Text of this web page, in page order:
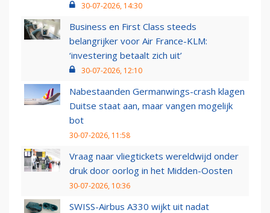
30-07-2026, 14:30
Business en First Class steeds
belangrijker voor Air France-KLM:
‘investering betaalt zich uit’
30-07-2026, 12:10
Nabestaanden Germanwings-crash klagen
Duitse staat aan, maar vangen mogelijk
bot
30-07-2026, 11:58
Vraag naar vliegtickets wereldwijd onder
druk door oorlog in het Midden-Oosten
30-07-2026, 10:36
SWISS-Airbus A330 wijkt uit nadat